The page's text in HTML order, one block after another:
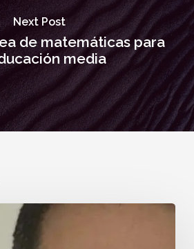
Next Post
de matemáticas para
media